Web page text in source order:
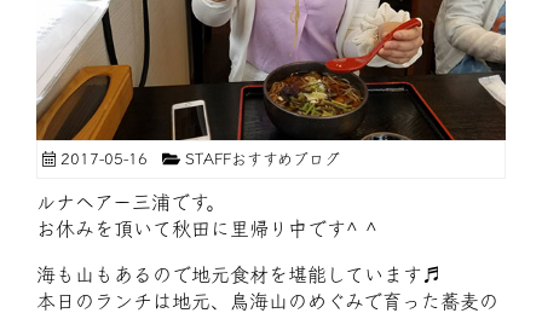
2017-05-16 STAFFおすすめブログ
ルナヘアー三浦です。
お休みを頂いて秋田に里帰り中です^ ^
海も山もあるので地元食材を堪能しています♬
本日のランチは地元、鳥海山のめぐみで育った蕎麦の